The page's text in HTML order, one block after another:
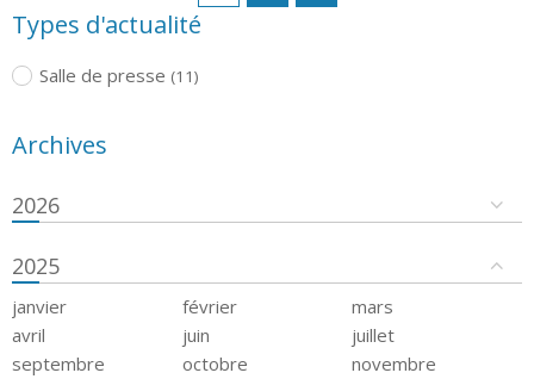
Types d'actualité
Salle de presse (11)
Archives
2026
2025
janvier février
mars
avril
juin
juillet
septembre
octobre
novembre